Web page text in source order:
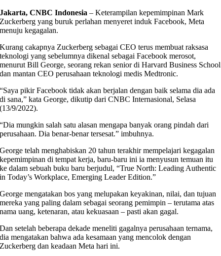
Jakarta, CNBC Indonesia – Keterampilan kepemimpinan Mark
Zuckerberg yang buruk perlahan menyeret induk Facebook, Meta
menuju kegagalan.
Kurang cakapnya Zuckerberg sebagai CEO terus membuat raksasa
teknologi yang sebelumnya dikenal sebagai Facebook merosot,
menurut Bill George, seorang rekan senior di Harvard Business School
dan mantan CEO perusahaan teknologi medis Medtronic.
“Saya pikir Facebook tidak akan berjalan dengan baik selama dia ada
di sana,” kata George, dikutip dari CNBC Internasional, Selasa
(13/9/2022).
“Dia mungkin salah satu alasan mengapa banyak orang pindah dari
perusahaan. Dia benar-benar tersesat.” imbuhnya.
George telah menghabiskan 20 tahun terakhir mempelajari kegagalan
kepemimpinan di tempat kerja, baru-baru ini ia menyusun temuan itu
ke dalam sebuah buku baru berjudul, “True North: Leading Authentic
in Today’s Workplace, Emerging Leader Edition.”
George mengatakan bos yang melupakan keyakinan, nilai, dan tujuan
mereka yang paling dalam sebagai seorang pemimpin – terutama atas
nama uang, ketenaran, atau kekuasaan – pasti akan gagal.
Dan setelah beberapa dekade meneliti gagalnya perusahaan ternama,
dia mengatakan bahwa ada kesamaan yang mencolok dengan
Zuckerberg dan keadaan Meta hari ini.